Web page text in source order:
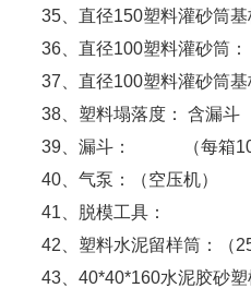
35 、直径150塑料灌砂筒基
36 、直径100塑料灌砂筒：
37 、直径100塑料灌砂筒基
38 、塑料塌落度： 含漏斗
39 、漏斗： （每箱
40 、气泵：（空压机）
41 、脱模工具：
42 、塑料水泥留样筒：（
43
40*40*160水泥胶砂塑